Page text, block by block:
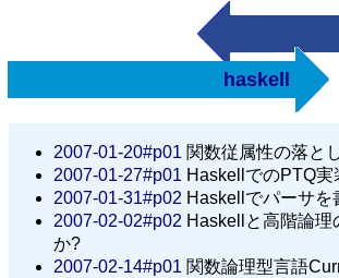
haskell
2007-01-20#p01 関数従属性の落と
2007-01-27#p01 HaskellでのPTQ実
2007-01-31#p02 Haskellでパーサを
2007-02-02#p02 Haskellと高階論理
か?
2007-02-14#p01 関数論理型言語